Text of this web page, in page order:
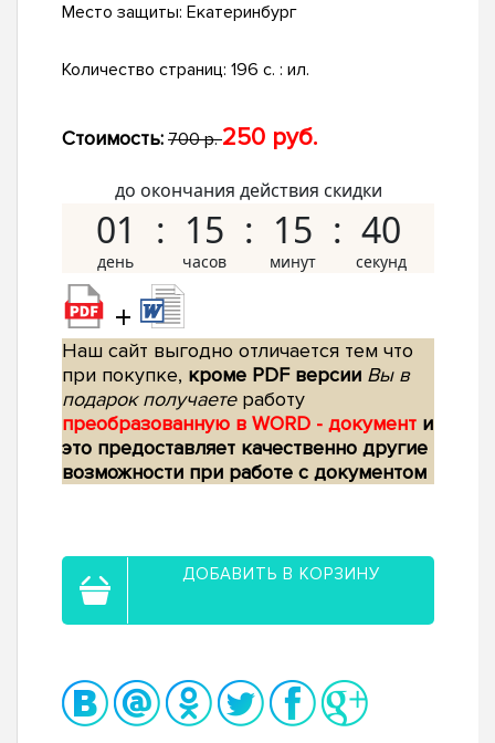
Место защиты: Екатеринбург
Количество страниц: 196 с. : ил.
Стоимость: 700 р.250 руб.
до окончания действия скидки
01 15 15 39
+
Наш сайт выгодно отличается тем что
при покупке, кроме PDF версии Вы в
подарок получаетеработу
преобразованную в WORD - документ и
это предоставляет качественно другие
возможности при работе с документом
ДОБАВИТЬ В КОРЗИНУ